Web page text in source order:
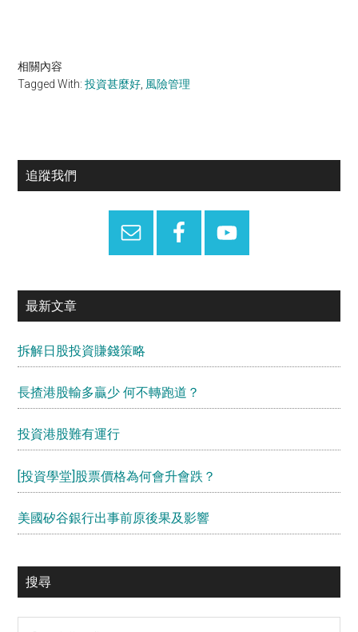
相關內容
Tagged With:投資甚麼好 風險管理
Primary
追蹤我們
最新文章
拆解日股投資賺錢策略
長揸港股輸多贏少 何不轉跑道？
投資港股難有運行
[投資學堂]股票價格為何會升會跌？
美國矽谷銀行出事前原後果及影響
搜尋